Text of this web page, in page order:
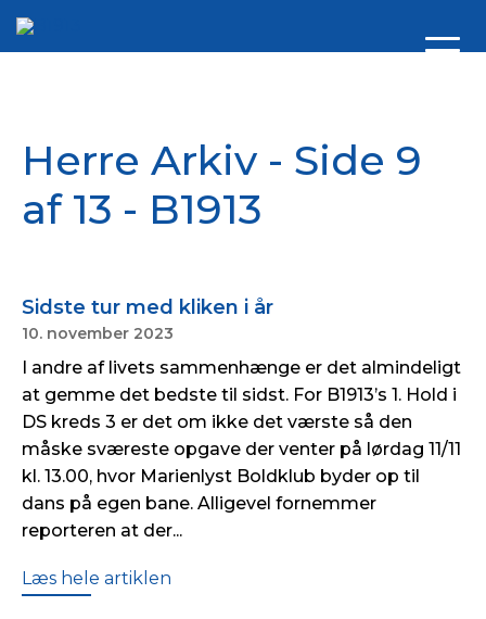
Herre Arkiv - Side 9
af 13 - B1913
Sidste tur med kliken i år
10. november 2023
I andre af livets sammenhænge er det almindeligt
at gemme det bedste til sidst. For B1913’s 1. Hold i
DS kreds 3 er det om ikke det værste så den
måske sværeste opgave der venter på lørdag 11/11
kl. 13.00, hvor Marienlyst Boldklub byder op til
dans på egen bane. Alligevel fornemmer
reporteren at der...
Læs hele artiklen